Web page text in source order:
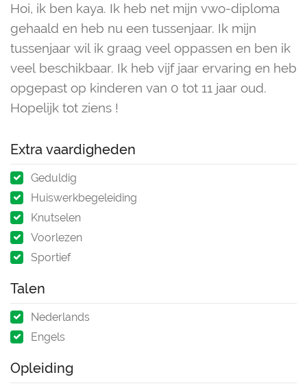
Hoi, ik ben kaya. Ik heb net mijn vwo-diploma
gehaald en heb nu een tussenjaar. Ik mijn
tussenjaar wil ik graag veel oppassen en ben ik
veel beschikbaar. Ik heb vijf jaar ervaring en heb
opgepast op kinderen van 0 tot 11 jaar oud.
Hopelijk tot ziens !
Extra vaardigheden
Geduldig
Huiswerkbegeleiding
Knutselen
Voorlezen
Sportief
Talen
Nederlands
Engels
Opleiding